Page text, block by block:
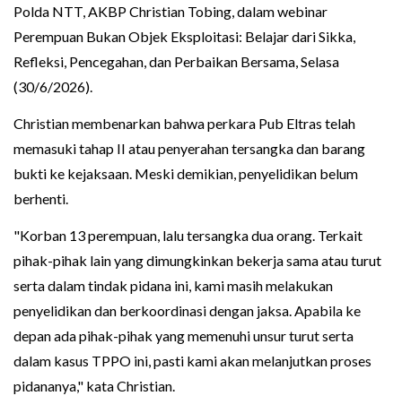
Polda NTT, AKBP Christian Tobing, dalam webinar
Perempuan Bukan Objek Eksploitasi: Belajar dari Sikka,
Refleksi, Pencegahan, dan Perbaikan Bersama, Selasa
(30/6/2026).
Christian membenarkan bahwa perkara Pub Eltras telah
memasuki tahap II atau penyerahan tersangka dan barang
bukti ke kejaksaan. Meski demikian, penyelidikan belum
berhenti.
"Korban 13 perempuan, lalu tersangka dua orang. Terkait
pihak-pihak lain yang dimungkinkan bekerja sama atau turut
serta dalam tindak pidana ini, kami masih melakukan
penyelidikan dan berkoordinasi dengan jaksa. Apabila ke
depan ada pihak-pihak yang memenuhi unsur turut serta
dalam kasus TPPO ini, pasti kami akan melanjutkan proses
pidananya," kata Christian.